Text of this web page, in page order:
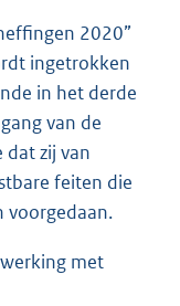
2020”
ingetrokken
in het derde
van de
zij van
feiten die
voorgedaan.
met